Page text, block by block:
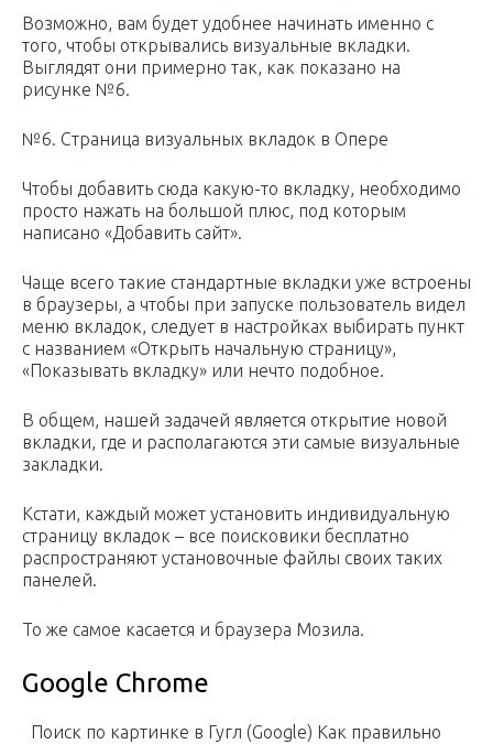
Возможно, вам будет удобнее начинать именно с
того, чтобы открывались визуальные вкладки.
Выглядят они примерно так, как показано на
рисунке №6.
№6. Страница визуальных вкладок в Опере
Чтобы добавить сюда какую-то вкладку, необходимо
просто нажать на большой плюс, под которым
написано «Добавить сайт».
Чаще всего такие стандартные вкладки уже встроены
в браузеры, а чтобы при запуске пользователь видел
меню вкладок, следует в настройках выбирать пункт
с названием «Открыть начальную страницу»,
«Показывать вкладку» или нечто подобное.
В общем, нашей задачей является открытие новой
вкладки, где и располагаются эти самые визуальные
закладки.
Кстати, каждый может установить индивидуальную
страницу вкладок – все поисковики бесплатно
распространяют установочные файлы своих таких
панелей.
То же самое касается и браузера Мозила.
Google Chrome
Поиск по картинке в Гугл (Google) Как правильно